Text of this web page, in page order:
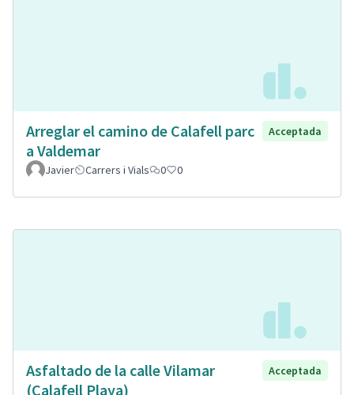
Arreglar el camino de Calafell parc
a Valdemar
Acceptada
Javier Carrers i Vials 0 0
Asfaltado de la calle Vilamar
(Calafell Playa)
Acceptada